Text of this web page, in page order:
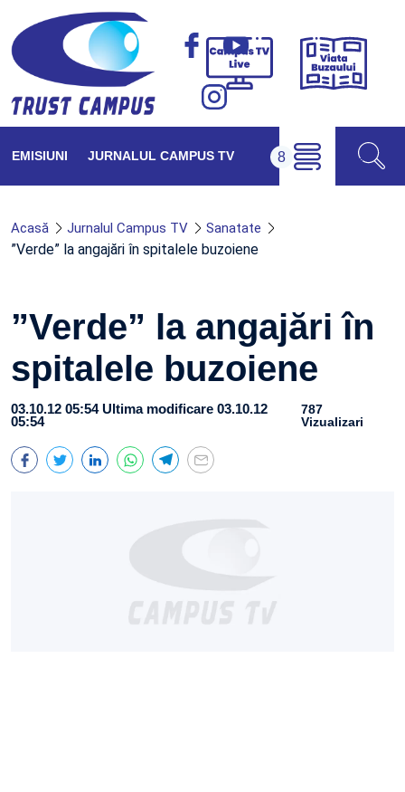
Campus
Viața
EMISIUNI JURNALUL CAMPUS TV
Acasă Jurnalul Campus TV Sanatate
”Verde” la angajări în spitalele buzoiene
”Verde” la angajări în
spitalele buzoiene
03.10.12 05:54 Ultima modificare 03.10.12
05:54
787
Vizualizari